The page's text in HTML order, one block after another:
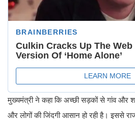
मुख्यमंत्री ने कहा कि अच्छी सड़कों से गांव और
और लोगों की जिंदगी आसान हो रही है। इससे